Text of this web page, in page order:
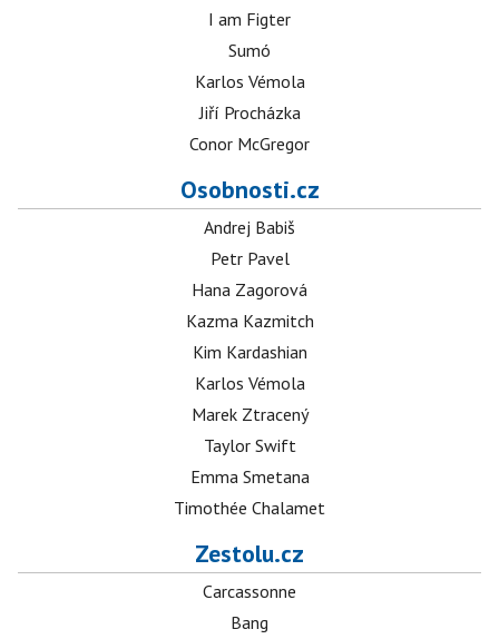
I am Figter
Sumó
Karlos Vémola
Jiří Procházka
Conor McGregor
Osobnosti.cz
Andrej Babiš
Petr Pavel
Hana Zagorová
Kazma Kazmitch
Kim Kardashian
Karlos Vémola
Marek Ztracený
Taylor Swift
Emma Smetana
Timothée Chalamet
Zestolu.cz
Carcassonne
Bang